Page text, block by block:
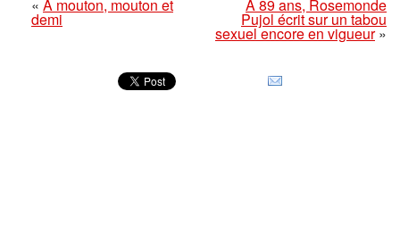
« A mouton, mouton et
demi
A 89 ans, Rosemonde
Pujol écrit sur un tabou
sexuel encore en vigueur»